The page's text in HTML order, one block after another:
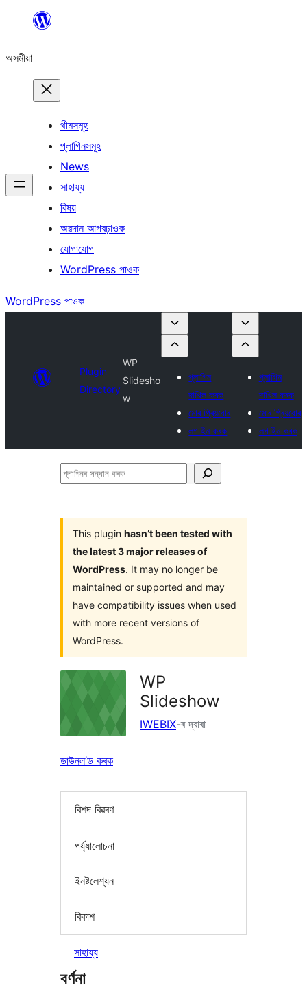
বিষয়বস্তুলৈ
অসমীয়া
থীমসমূহ
প্লাগিনসমূহ
News
সাহায্য
বিষয়
অৱদান আগবঢ়াওক
যোগাযোগ
WordPress পাওক
WordPress পাওক
Plugin
Directory
WP
Slidesho
w
প্লাগিন
দাখিল কৰক
মোৰ প্ৰিয়বোৰ
লগ ইন কৰক
প্লাগিন
দাখিল কৰক
মোৰ প্ৰিয়বোৰ
লগ ইন কৰক
প্লাগিনৰ
This plugin hasn’t been tested with
the latest 3 major releases of
WordPress. It may no longer be
maintained or supported and may
have compatibility issues when used
with more recent versions of
WordPress.
WP
Slideshow
IWEBIX-ৰ দ্বাৰা
ডাউনল’ড কৰক
বিশদ বিৱৰণ
পৰ্য্যালোচনা
ইনষ্টলেশ্যন
বিকাশ
সাহায্য
বৰ্ণনা